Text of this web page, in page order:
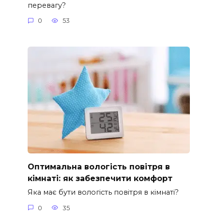
перевагу?
0 53
Оптимальна вологість повітря в
кімнаті: як забезпечити комфорт
Яка має бути вологість повітря в кімнаті?
0 35